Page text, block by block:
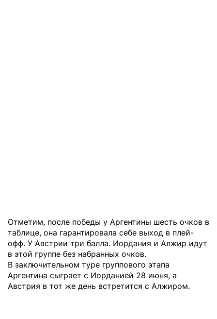
Отметим, после победы у Аргентины шесть очков в
таблице, она гарантировала себе выход в плей-
офф. У Австрии три балла. Иордания и Алжир идут
в этой группе без набранных очков.
В заключительном туре группового этапа
Аргентина сыграет с Иорданией 28 июня, а
Австрия в тот же день встретится с Алжиром.